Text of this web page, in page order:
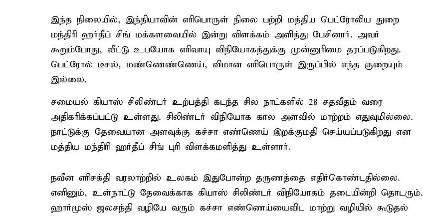
இந்த நிலையில், இந்தியாவின் எரிபொருள் நிலை பற்றி மத்திய பெட்ரோலிய துறை
மந்திரி ஹர்தீப் சிங் மக்களவையில் இன்று விளக்கம் அளித்து பேசினார். அவர்
கூறும்போது, வீட்டு உபயோக எரிவாயு விநியோகத்துக்கு முன்னுரிமை தரப்படுகிறது.
பெட்ரோல் டீசல், மண்ணெண்ணெய், விமான எரிபொருள் இருப்பில் எந்த குறையும்
இல்லை.
சமையல் கியாஸ் சிலிண்டர் உற்பத்தி கடந்த சில நாட்களில் 28 சதவீதம் வரை
அதிகரிக்கப்பட்டு உள்ளது. சிலிண்டர் விநியோக கால அளவில் மாற்றம் எதுவுமில்லை.
நாட்டுக்கு தேவையான அளவுக்கு கச்சா எண்ணெய் இறக்குமதி செய்யப்படுகிறது என
மத்திய மந்திரி ஹர்தீப் சிங் புரி விளக்கமளித்து உள்ளார்.
நவீன எரிசக்தி வரலாற்றில் உலகம் இதுபோன்ற தருணத்தை எதிர்கொண்டதில்லை.
எனினும், உள்நாட்டு தேவைக்காக கியாஸ் சிலிண்டர் விநியோகம் தடையின்றி தொடரும்.
ஹார்மூஸ் ஜலசந்தி வழியே வரும் கச்சா எண்ணெய்யைவிட மாற்று வழியில் கூடுதல்